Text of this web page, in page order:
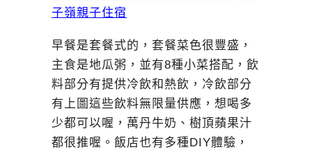
早餐是套餐式的，套餐菜色很豐盛，
主食是地瓜粥，並有8種小菜搭配，飲
料部分有提供冷飲和熱飲，冷飲部分
有上圖這些飲料無限量供應，想喝多
少都可以喔，萬丹牛奶、樹頂蘋果汁
都很推喔。飯店也有多種DIY體驗，